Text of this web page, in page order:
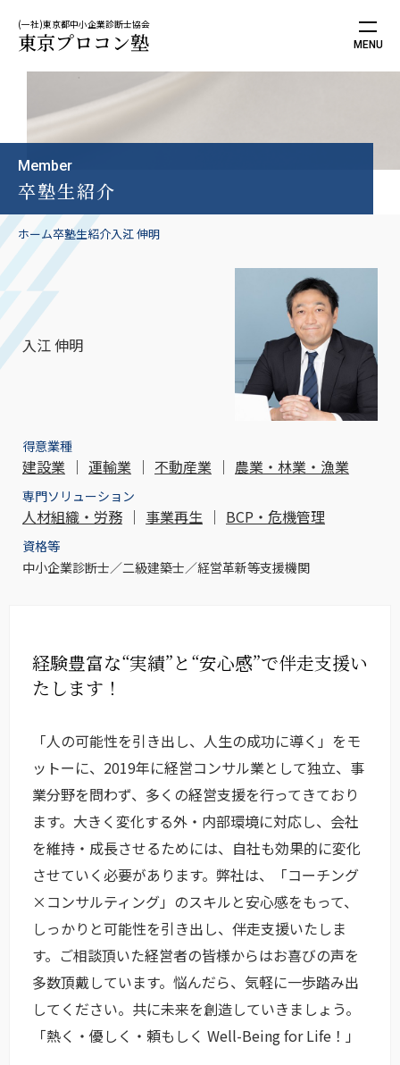
(一社)東京都中小企業診断士協会
東京プロコン塾
Member
卒塾生紹介
ホーム卒塾生紹介入江 伸明
入江 伸明
得意業種
建設業 ｜ 運輸業 ｜ 不動産業 ｜ 農業・林業・漁業
専門ソリューション
人材組織・労務 ｜ 事業再生 ｜ BCP・危機管理
資格等
中小企業診断士／二級建築士／経営革新等支援機関
経験豊富な“実績”と“安心感”で伴走支援い
たします！
「人の可能性を引き出し、人生の成功に導く」をモ
ットーに、2019年に経営コンサル業として独立、事
業分野を問わず、多くの経営支援を行ってきており
ます。大きく変化する外・内部環境に対応し、会社
を維持・成長させるためには、自社も効果的に変化
させていく必要があります。弊社は、「コーチング
×コンサルティング」のスキルと安心感をもって、
しっかりと可能性を引き出し、伴走支援いたしま
す。ご相談頂いた経営者の皆様からはお喜びの声を
多数頂戴しています。悩んだら、気軽に一歩踏み出
してください。共に未来を創造していきましょう。
「熱く・優しく・頼もしく Well-Being for Life！」